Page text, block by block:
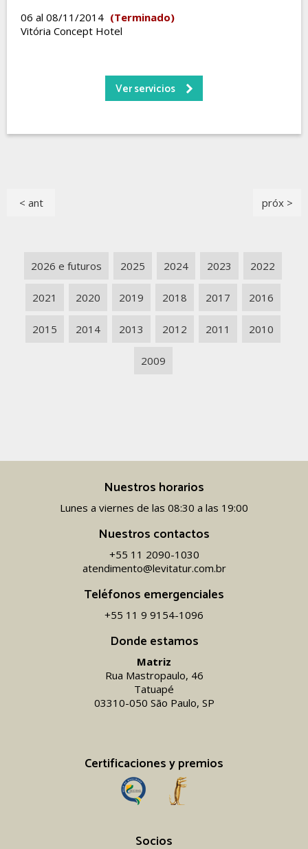
06 al 08/11/2014 (Terminado)
Vitória Concept Hotel
Ver servicios
< ant próx >
2026 e futuros 2025 2024 2023 2022
2021 2020 2019 2018 2017 2016
2015 2014 2013 2012 2011 2010
2009
Donde estamos
Matriz
Rua Mastropaulo, 46
Tatuapé
03310-050 São Paulo, SP
Certificaciones y premios
Socios
Nuestros horarios
Lunes a viernes de las 08:30 a las 19:00
Nuestros contactos
+55 11 2090-1030
atendimento@levitatur.com.br
Teléfonos emergenciales
+55 11 9 9154-1096‬